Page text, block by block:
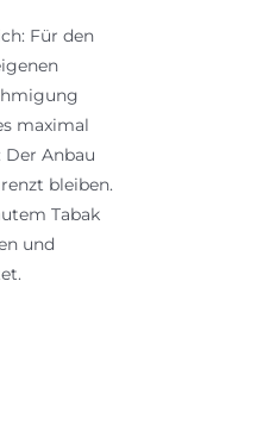
Für den
maximal
Der Anbau
bleiben.
Tabak
und